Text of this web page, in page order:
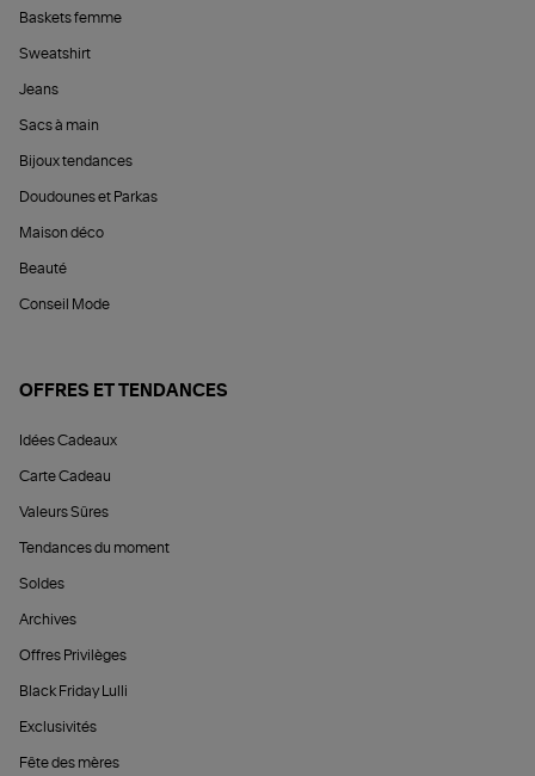
Baskets femme
Sweatshirt
Jeans
Sacs à main
Bijoux tendances
Doudounes et Parkas
Maison déco
Beauté
Conseil Mode
OFFRES ET TENDANCES
Idées Cadeaux
Carte Cadeau
Valeurs Sûres
Tendances du moment
Soldes
Archives
Offres Privilèges
Black Friday Lulli
Exclusivités
Fête des mères